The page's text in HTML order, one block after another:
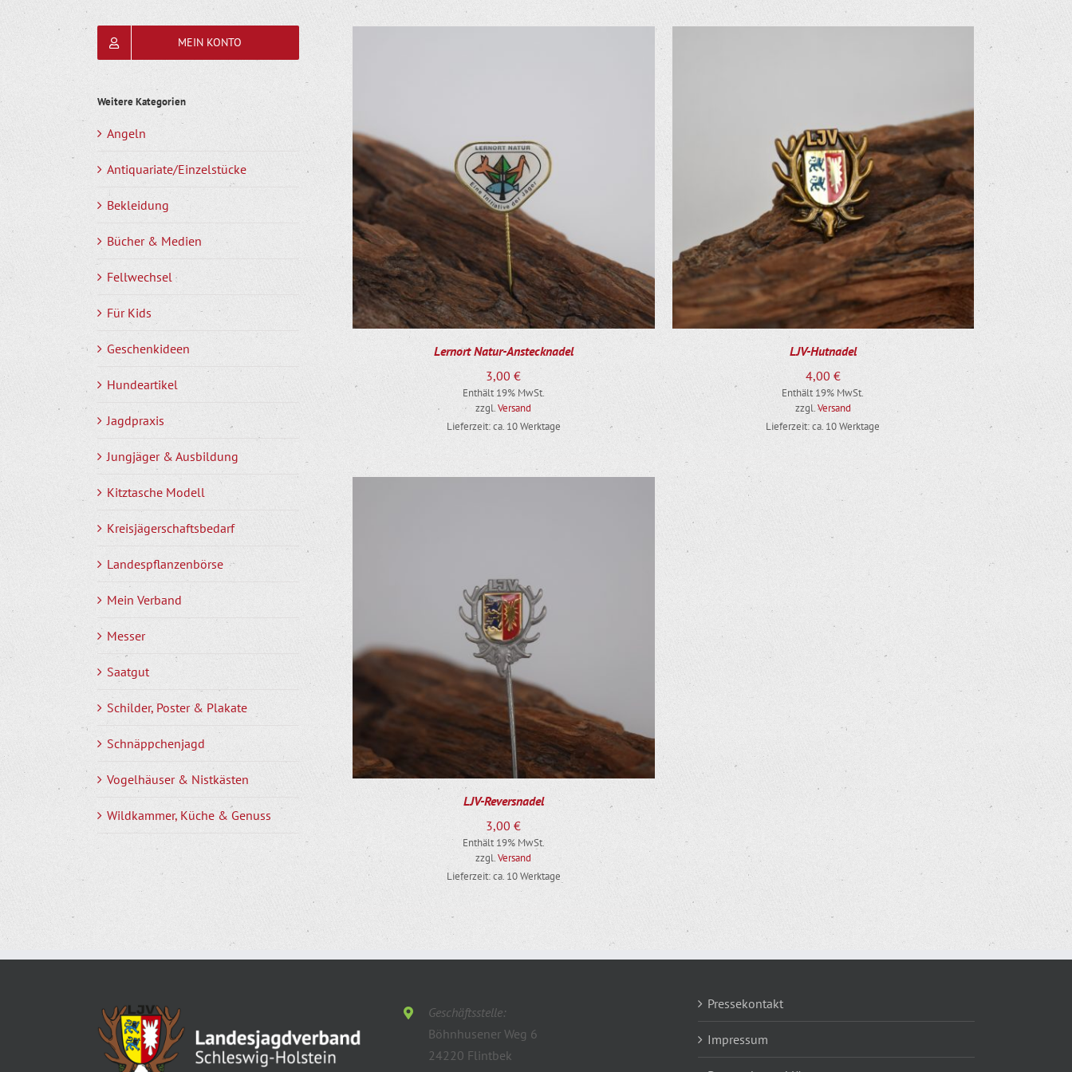
Lernort Natur-Anstecknadel
3,00€
Enthält 19% MwSt.
zzgl.Versand
Lieferzeit: ca. 10 Werktage
LJV-Hutnadel
4,00 €
Enthält 19% MwSt.
zzgl.Versand
Lieferzeit: ca. 10 Werktage
LJV-Reversnadel
3,00€
Enthält 19% MwSt.
zzgl.Versand
Lieferzeit: ca. 10 Werktage
MEIN KONTO
Weitere Kategorien
Angeln
Antiquariate/Einzelstücke
Bekleidung
Bücher & Medien
Fellwechsel
Für Kids
Geschenkideen
Hundeartikel
Jagdpraxis
Jungjäger & Ausbildung
Kitztasche Modell
Kreisjägerschaftsbedarf
Landespflanzenbörse
Mein Verband
Messer
Saatgut
Schilder, Poster & Plakate
Schnäppchenjagd
Vogelhäuser & Nistkästen
Wildkammer, Küche & Genuss
Geschäftsstelle:
Böhnhusener Weg 6
24220 Flintbek
Pressekontakt
Impressum